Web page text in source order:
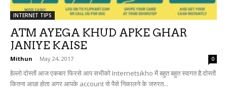
INTERNET TIPS
ATM AYEGA KHUD APKE GHAR
JANIYE KAISE
Mithun - May 24, 2017 0
हेल्लो दोस्तों आज एकबार फिरसे आप सभीको Internetsikho में बहुत बहुत स्वागत है.दोस्तों
कितना आछा होता अगर आपके account से पैसे निकालने के जरुरत...